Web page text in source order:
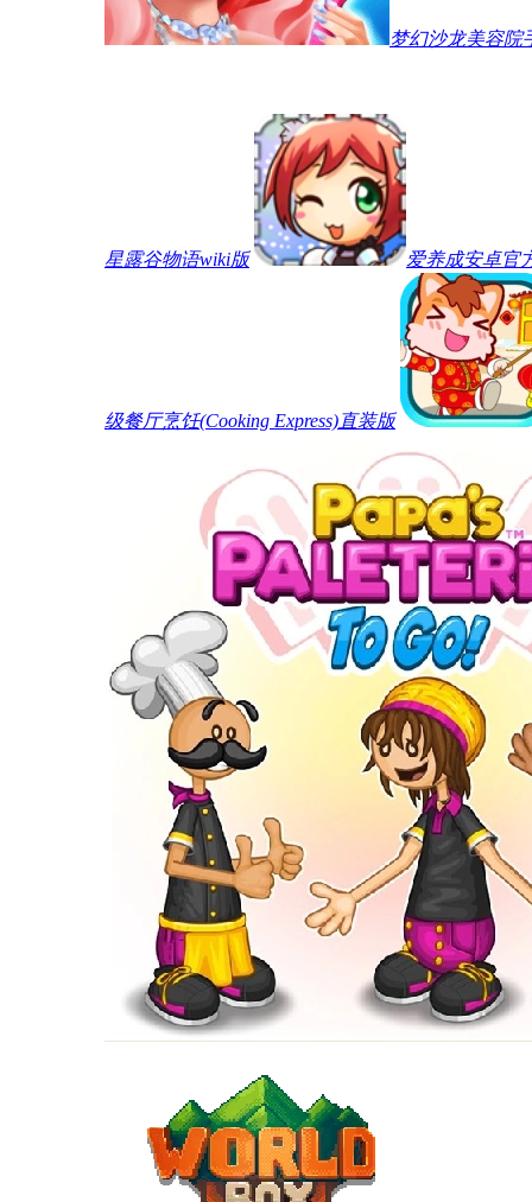
梦幻沙龙美容院
星露谷物语wiki版 爱养成安卓官
级餐厅烹饪(Cooking Express)直装版